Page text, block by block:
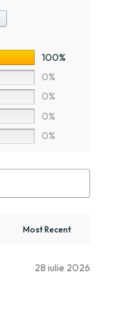
100%
0%
0%
0%
0%
28 iulie 2026